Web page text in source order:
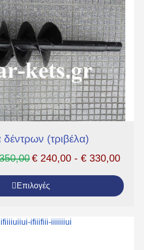
δέντρων (τριβέλα)
€ 240,00 - € 330,00
Επιλογές